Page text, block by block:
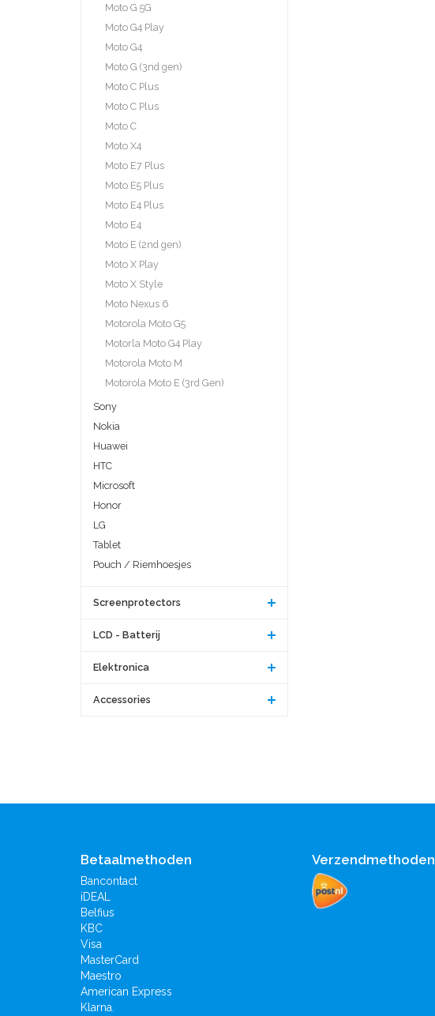
Moto G 5G
Moto G4 Play
Moto G4
Moto G (3nd gen)
Moto C Plus
Moto C Plus
Moto C
Moto X4
Moto E7 Plus
Moto E5 Plus
Moto E4 Plus
Moto E4
Moto E (2nd gen)
Moto X Play
Moto X Style
Moto Nexus 6
Motorola Moto G5
Motorla Moto G4 Play
Motorola Moto M
Motorola Moto E (3rd Gen)
Sony
Nokia
Huawei
HTC
Microsoft
Honor
LG
Tablet
Pouch / Riemhoesjes
Screenprotectors
LCD - Batterij
Elektronica
Accessories
Betaalmethoden
Bancontact
iDEAL
Belfius
KBC
Visa
MasterCard
Maestro
American Express
Klarna.
Verzendmethoden